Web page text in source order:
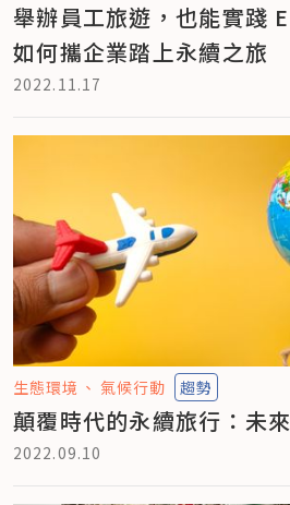
舉辦員工旅遊，也能實踐
如何攜企業踏上永續之旅
2022.11.17
生態環境 氣候行動 趨勢
顛覆時代的永續旅行：未
2022.09.10